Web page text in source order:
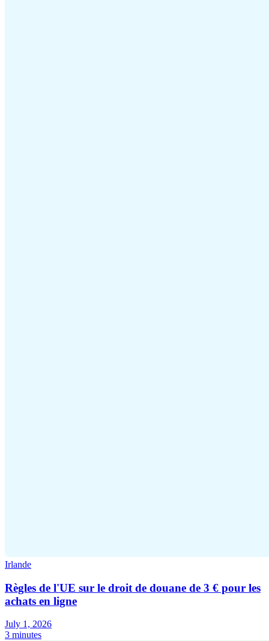
Irlande
Règles de l'UE sur le droit de douane de 3 € pour les
achats en ligne
July 1, 2026
3 minutes